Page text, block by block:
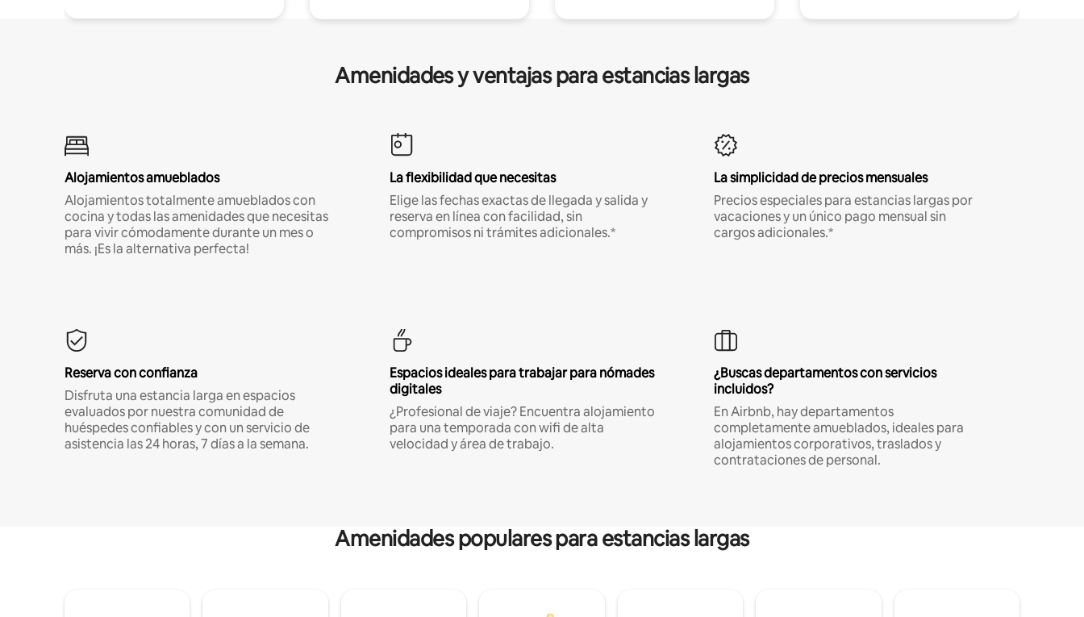
Amenidades y ventajas para estancias largas
Alojamientos amueblados
Alojamientos totalmente amueblados con
cocina y todas las amenidades que necesitas
para vivir cómodamente durante un mes o
más. ¡Es la alternativa perfecta!
La flexibilidad que necesitas
Elige las fechas exactas de llegada y salida y
reserva en línea con facilidad, sin
compromisos ni trámites adicionales.*
La simplicidad de precios mensuales
Precios especiales para estancias largas por
vacaciones y un único pago mensual sin
cargos adicionales.*
Reserva con confianza
Disfruta una estancia larga en espacios
evaluados por nuestra comunidad de
huéspedes confiables y con un servicio de
asistencia las 24 horas, 7 días a la semana.
Espacios ideales para trabajar para nómades
digitales
¿Profesional de viaje? Encuentra alojamiento
para una temporada con wifi de alta
velocidad y área de trabajo.
¿Buscas departamentos con servicios
incluidos?
En Airbnb, hay departamentos
completamente amueblados, ideales para
alojamientos corporativos, traslados y
contrataciones de personal.
Amenidades populares para estancias largas